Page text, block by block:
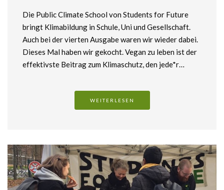
Die Public Climate School von Students for Future
bringt Klimabildung in Schule, Uni und Gesellschaft.
Auch bei der vierten Ausgabe waren wir wieder dabei.
Dieses Mal haben wir gekocht. Vegan zu leben ist der
effektivste Beitrag zum Klimaschutz, den jede*r…
WEITERLESEN